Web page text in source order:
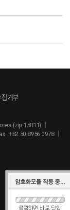
집거부
(zip 15811)
: +82 50 8956 0978｜